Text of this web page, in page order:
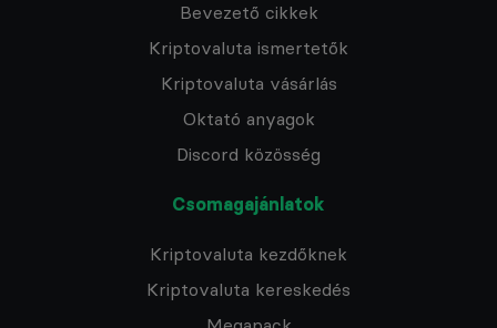
Bevezető cikkek
Kriptovaluta ismertetők
Kriptovaluta vásárlás
Oktató anyagok
Discord közösség
Csomagajánlatok
Kriptovaluta kezdőknek
Kriptovaluta kereskedés